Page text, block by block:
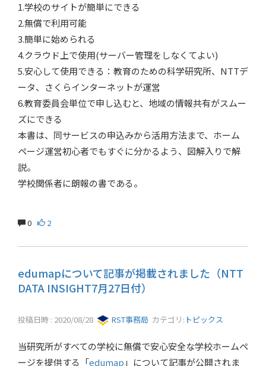
1.学校のサイトが簡単にできる
2.無償で利用可能
3.簡単に始められる
4.クラウド上で使用(サーバー管理をしなくてよい)
5.安心して使用できる：教育のための科学研究所、NTTデ
ータ、さくらインターネットが運営
6.教育委員会単位で申し込むと、地域の情報共有がスムー
ズにできる
本書は、同サービスの申込みから活用方法まで、ホーム
ページ運営初心者でもすぐに分かるよう、図解入りで解
説。
学校関係者に朗報の書である。
0 2
edumapについて記事が掲載されました（NTT
DATA INSIGHT7月27日付）
投稿日時 : 2020/08/28 RST事務局 カテゴリ: トピックス
当研究所がすべての学校に無償で安心安全な学校ホームペ
ージを提供する「edumap 」について記事が公開されま